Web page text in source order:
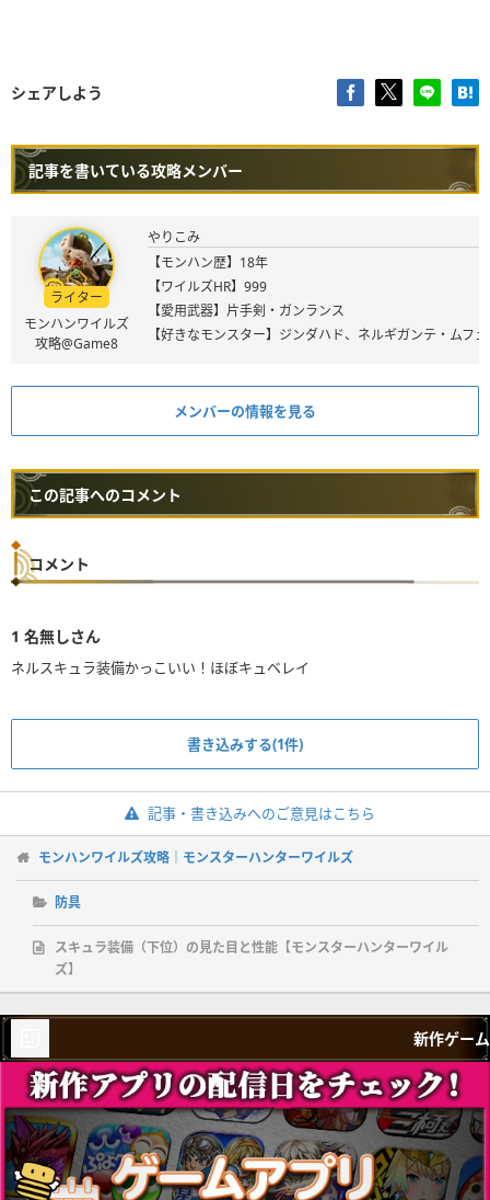
シェアしよう
記事を書いている攻略メンバー
ライター
モンハンワイルズ
攻略@Game8
やりこみ
【モンハン歴】18年
【ワイルズHR】999
【愛用武器】片手剣・ガンランス
【好きなモンスター】ジンダハド、ネルギガンテ・ムフ
メンバーの情報を見る
この記事へのコメント
コメント
1 名無しさん
ネルスキュラ装備かっこいい！ほぼキュベレイ
書き込みする(1件)
記事・書き込みへのご意見はこちら
モンハンワイルズ攻略｜モンスターハンターワイルズ
防具
スキュラ装備（下位）の見た目と性能【モンスターハンターワイル
ズ】
新作ゲーム